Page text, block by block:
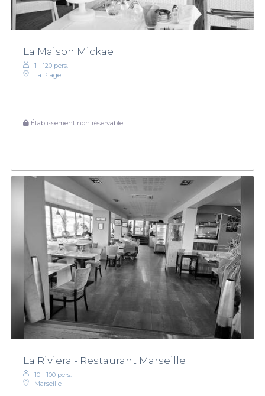
La Maison Mickael
1 - 120 pers.
La Plage
Établissement non réservable
La Riviera - Restaurant Marseille
10 - 100 pers.
Marseille